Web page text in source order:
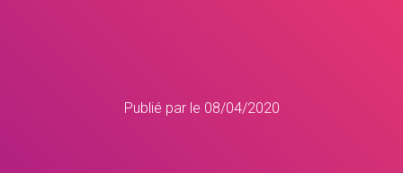
Publié par le 08/04/2020